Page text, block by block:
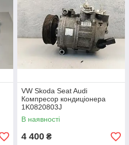
VW Skoda Seat Audi
Компресор кондиціонера
1K0820803J
В наявності
4 400 ₴